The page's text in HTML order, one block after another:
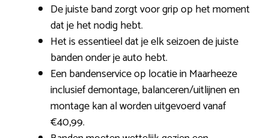
De juiste band zorgt voor grip op het moment
dat je het nodig hebt.
Het is essentieel dat je elk seizoen de juiste
banden onder je auto hebt.
Een bandenservice op locatie in Maarheeze
inclusief demontage, balanceren/uitlijnen en
montage kan al worden uitgevoerd vanaf
€40,99.